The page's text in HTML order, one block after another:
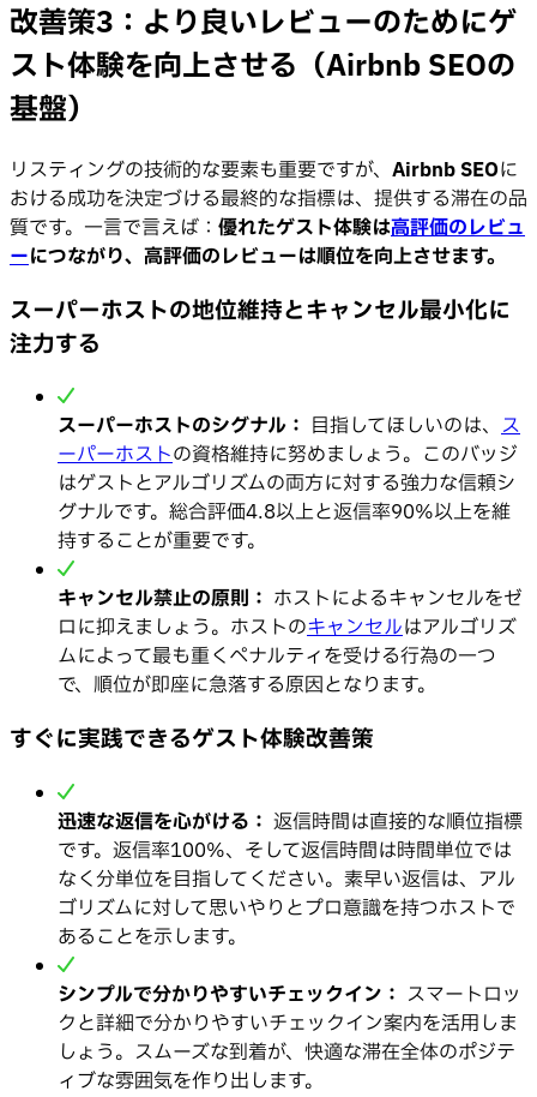
改善策3：より良いレビューのためにゲ
スト体験を向上させる（Airbnb SEOの
基盤）
リスティングの技術的な要素も重要ですが、 Airbnb SEOに
おける成功を決定づける最終的な指標は、提供する滞在の品
質です。一言で言えば： 優れたゲスト体験は高評価のレビュ
ーにつながり、高評価のレビューは順位を向上させます。
スーパーホストの地位維持とキャンセル最小化に
注力する
スーパーホストのシグナル： 目指してほしいのは、 ス
ーパーホストの資格維持に努めましょう。このバッジ
はゲストとアルゴリズムの両方に対する強力な信頼シ
グナルです。総合評価4.8以上と返信率90%以上を維
持することが重要です。
キャンセル禁止の原則： ホストによるキャンセルをゼ
ロに抑えましょう。ホストのキャンセルはアルゴリズ
ムによって最も重くペナルティを受ける行為の一つ
で、順位が即座に急落する原因となります。
すぐに実践できるゲスト体験改善策
迅速な返信を心がける： 返信時間は直接的な順位指標
です。返信率100%、そして返信時間は時間単位では
なく分単位を目指してください。素早い返信は、アル
ゴリズムに対して思いやりとプロ意識を持つホストで
あることを示します。
シンプルで分かりやすいチェックイン： スマートロッ
クと詳細で分かりやすいチェックイン案内を活用しま
しょう。スムーズな到着が、快適な滞在全体のポジテ
ィブな雰囲気を作り出します。